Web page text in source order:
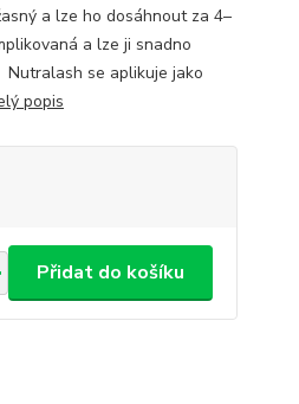
a lze ho dosáhnout za 4–
a lze ji snadno
se aplikuje jako
popis
Přidat do košíku